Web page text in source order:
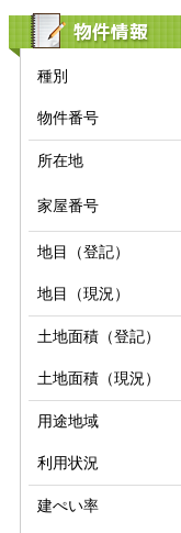
物件情報
種別
物件番号
所在地
家屋番号
地目（登記）
地目（現況）
土地面積（登記）
土地面積（現況）
用途地域
利用状況
建ぺい率